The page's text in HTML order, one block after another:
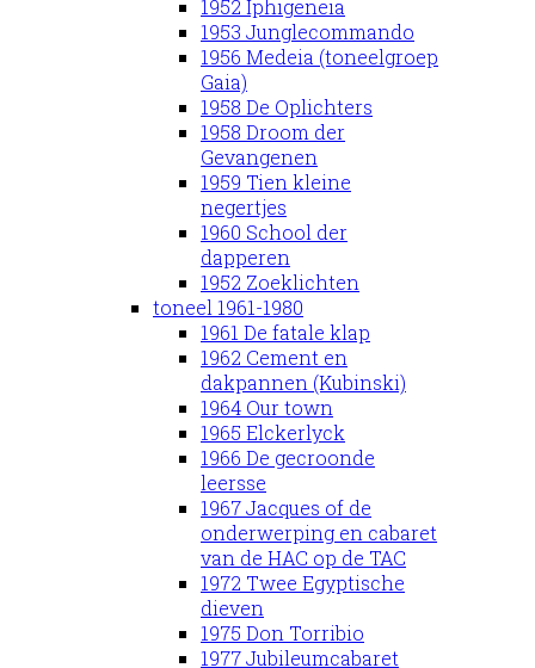
1952 Iphigeneia
1953 Junglecommando
1956 Medeia (toneelgroep
Gaia)
1958 De Oplichters
1958 Droom der
Gevangenen
1959 Tien kleine
negertjes
1960 School der
dapperen
1952 Zoeklichten
toneel 1961-1980
1961 De fatale klap
1962 Cement en
dakpannen (Kubinski)
1964 Our town
1965 Elckerlyck
1966 De gecroonde
leersse
1967 Jacques of de
onderwerping en cabaret
van de HAC op de TAC
1972 Twee Egyptische
dieven
1975 Don Torribio
1977 Jubileumcabaret